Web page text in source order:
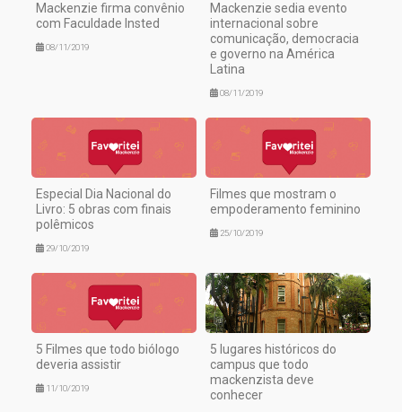
Mackenzie firma convênio
com Faculdade Insted
08/11/2019
Mackenzie sedia evento
internacional sobre
comunicação, democracia
e governo na América
Latina
08/11/2019
Especial Dia Nacional do
Livro: 5 obras com finais
polêmicos
29/10/2019
Filmes que mostram o
empoderamento feminino
25/10/2019
5 Filmes que todo biólogo
deveria assistir
11/10/2019
5 lugares históricos do
campus que todo
mackenzista deve
conhecer